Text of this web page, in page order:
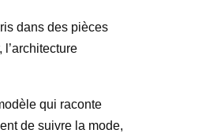
dans des pièces
qui raconte
de suivre la mode,